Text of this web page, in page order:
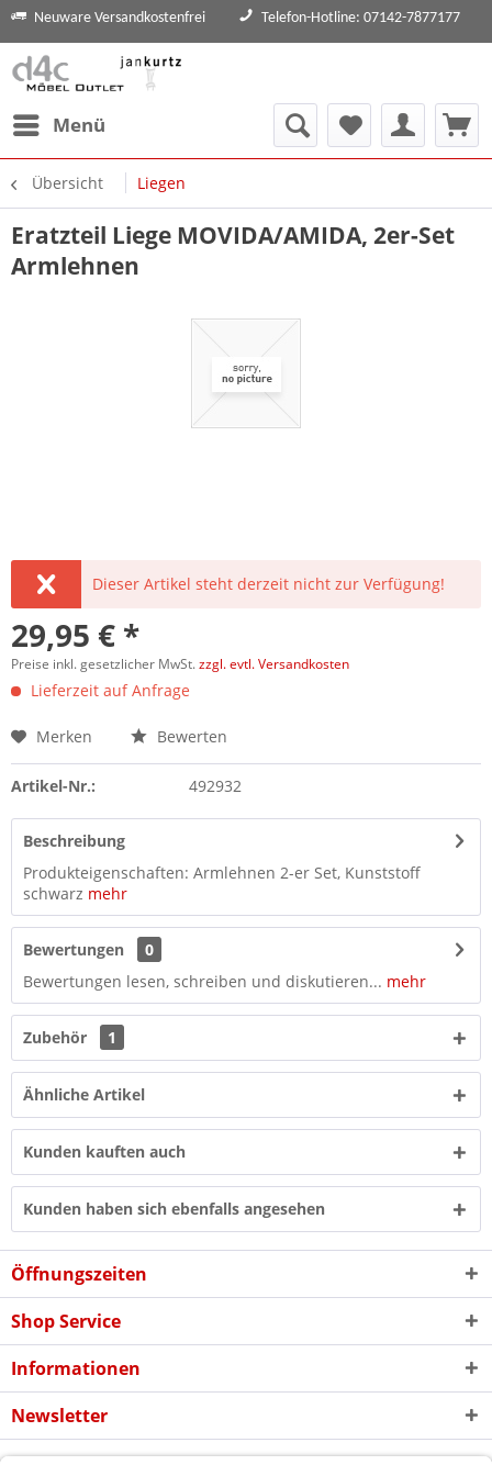
Neuware Versandkostenfrei Telefon-Hotline: 07142-7877177
Menü
Übersicht Liegen
Eratzteil Liege MOVIDA/AMIDA, 2er-Set
Armlehnen
Dieser Artikel steht derzeit nicht zur Verfügung!
29,95 € *
Preise inkl. gesetzlicher MwSt.zzgl. evtl. Versandkosten
Lieferzeit auf Anfrage
Merken Bewerten
Artikel-Nr.: 492932
Beschreibung
Produkteigenschaften: Armlehnen 2-er Set, Kunststoff
schwarz mehr
Bewertungen
0
Bewertungen lesen, schreiben und diskutieren... mehr
Zubehör 1
Ähnliche Artikel
Kunden kauften auch
Kunden haben sich ebenfalls angesehen
Öffnungszeiten
Shop Service
Informationen
Newsletter